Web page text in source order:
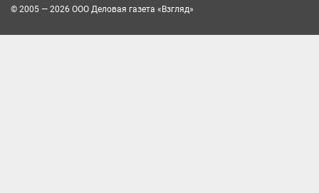
© 2005 — 2026 ООО Деловая газета «Взгляд»